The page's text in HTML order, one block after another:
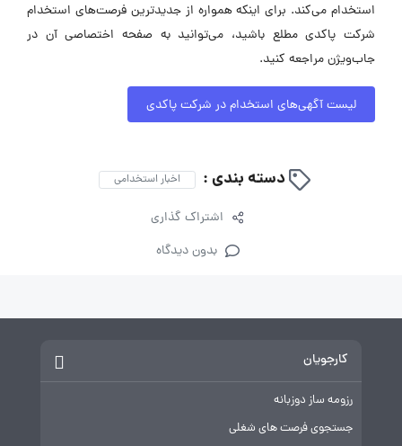
استخدام می‌کند. برای اینکه همواره از جدیدترین فرصت‌های استخدام
شرکت پاکدی مطلع باشید، می‌توانید به صفحه اختصاصی آن در
جاب‌ویژن مراجعه کنید.
لیست آگهی‌های استخدام در شرکت پاکدی
دسته بندی : اخبار استخدامی
اشتراک گذاری
بدون دیدگاه
کارجویان
رزومه ساز دوزبانه
جستجوی فرصت های شغلی